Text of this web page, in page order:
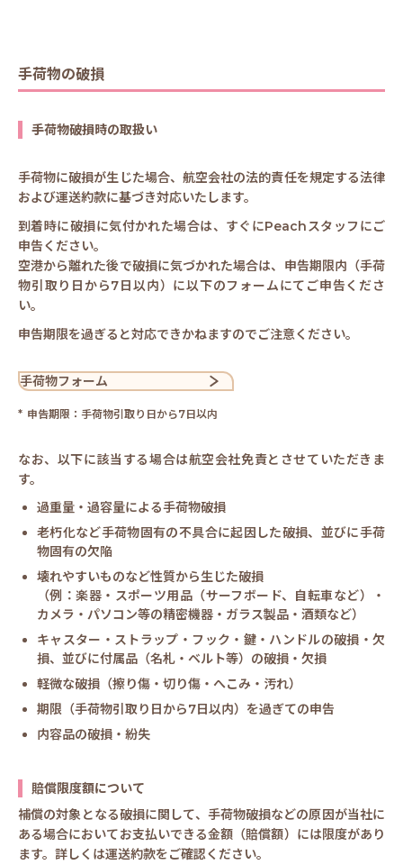
手荷物の破損
手荷物破損時の取扱い
手荷物に破損が生じた場合、航空会社の法的責任を規定する法律
および運送約款に基づき対応いたします。
到着時に破損に気付かれた場合は、すぐにPeachスタッフにご
申告ください。
空港から離れた後で破損に気づかれた場合は、申告期限内（手荷
物引取り日から7日以内）に以下のフォームにてご申告くださ
い。
申告期限を過ぎると対応できかねますのでご注意ください。
手荷物フォーム
申告期限：手荷物引取り日から7日以内
なお、以下に該当する場合は航空会社免責とさせていただきま
す。
過重量・過容量による手荷物破損
老朽化など手荷物固有の不具合に起因した破損、並びに手荷
物固有の欠陥
壊れやすいものなど性質から生じた破損
（例：楽器・スポーツ用品（サーフボード、自転車など）・
カメラ・パソコン等の精密機器・ガラス製品・酒類など）
キャスター・ストラップ・フック・鍵・ハンドルの破損・欠
損、並びに付属品（名札・ベルト等）の破損・欠損
軽微な破損（擦り傷・切り傷・へこみ・汚れ）
期限（手荷物引取り日から7日以内）を過ぎての申告
内容品の破損・紛失
賠償限度額について
補償の対象となる破損に関して、手荷物破損などの原因が当社に
ある場合においてお支払いできる金額（賠償額）には限度があり
ます。詳しくは運送約款をご確認ください。